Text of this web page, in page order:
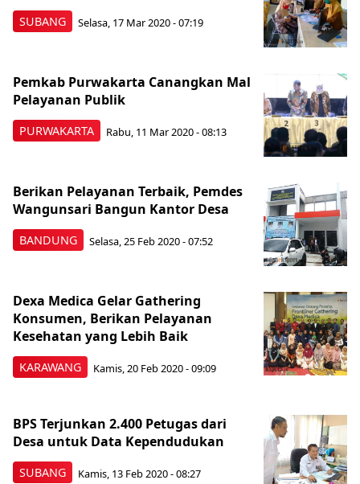
SUBANG Selasa, 17 Mar 2020 - 07:19
PURWAKARTA
Pemkab Purwakarta Canangkan Mal
Pelayanan Publik
Rabu, 11 Mar 2020 - 08:13
BANDUNG
Berikan Pelayanan Terbaik, Pemdes
Wangunsari Bangun Kantor Desa
Selasa, 25 Feb 2020 - 07:52
KARAWANG
Dexa Medica Gelar Gathering
Konsumen, Berikan Pelayanan
Kesehatan yang Lebih Baik
Kamis, 20 Feb 2020 - 09:09
SUBANG
BPS Terjunkan 2.400 Petugas dari
Desa untuk Data Kependudukan
Kamis, 13 Feb 2020 - 08:27